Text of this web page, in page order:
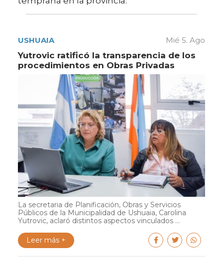
USHUAIA Mié 5. Ago
Yutrovic ratificó la transparencia de los
procedimientos en Obras Privadas
La secretaria de Planificación, Obras y Servicios
Públicos de la Municipalidad de Ushuaia, Carolina
Yutrovic, aclaró distintos aspectos vinculados ...
Leer más +